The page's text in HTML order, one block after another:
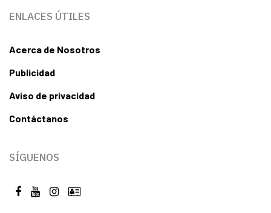
ENLACES ÚTILES
Acerca de Nosotros
Publicidad
Aviso de privacidad
Contáctanos
SÍGUENOS